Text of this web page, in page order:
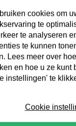
biedt
de
205-
cookies om
te
te analyseren
te kunnen
Lees meer over
en hoe u ze kunt
instellingen' te
Cookie